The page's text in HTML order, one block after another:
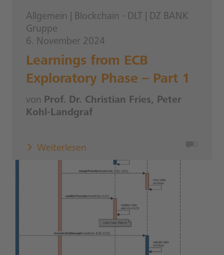
Allgemein Blockchain - DLT
DZ BANK
Gruppe
6. November 2024
Learnings from ECB
Exploratory Phase – Part 1
von Prof. Dr. Christian Fries, Peter
Kohl-Landgraf
Weiterlesen